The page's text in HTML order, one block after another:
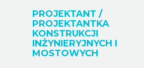
PROJEKTANT /
PROJEKTANTKA
KONSTRUKCJI
INŻYNIERYJNYCH I
MOSTOWYCH